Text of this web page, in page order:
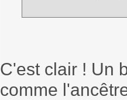
C'est clair ! Un
comme